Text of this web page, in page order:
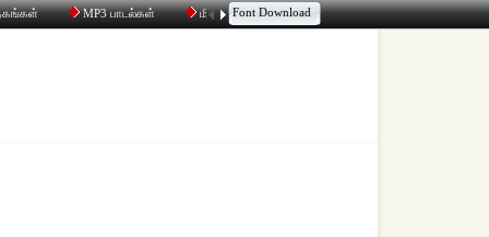
MP3 பாடல்கள் மின்னஞ்சல் திரட்டி உரையாடல்
Font Download